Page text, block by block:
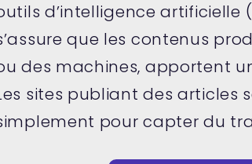
d’intelligence artificielle
que les contenus
des machines, apportent
sites publiant des articles
pour capter du